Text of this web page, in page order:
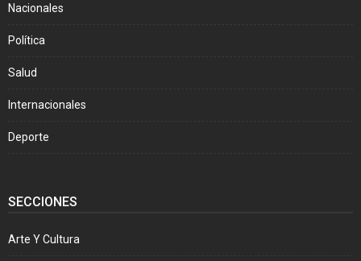
Nacionales
Política
Salud
Internacionales
Deporte
SECCIONES
Arte Y Cultura